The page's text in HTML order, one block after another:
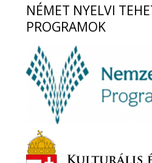
NÉMET NYELVI
PROGRAMOK